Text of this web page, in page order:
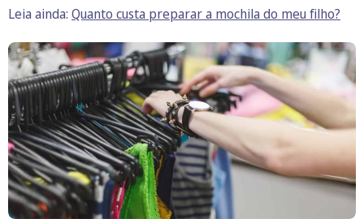
Leia ainda: Quanto custa preparar a mochila do meu filho?